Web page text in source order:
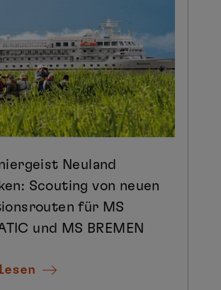
Neuland
Scouting von neuen
für MS
und MS BREMEN